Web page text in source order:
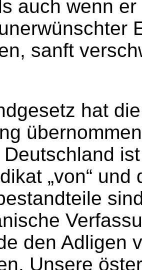
auch wenn
sanft
hat
„von“ und
den Adligen
Unsere